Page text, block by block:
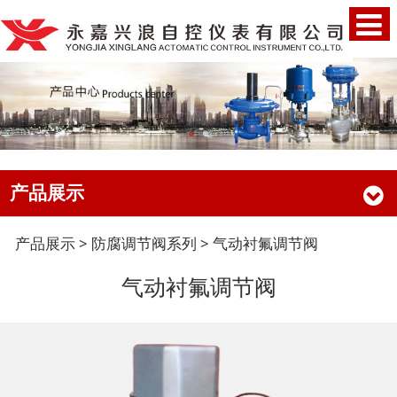
产品展示
气动衬氟调节阀
产品展示> 防腐调节阀系列 > 气动衬氟调节阀
气动衬氟调节阀